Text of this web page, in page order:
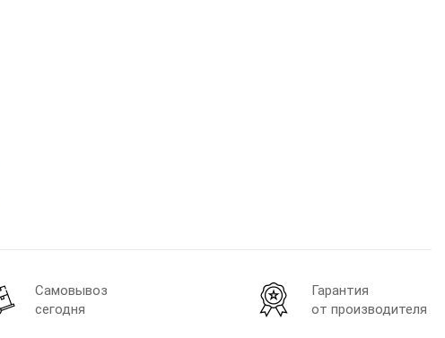
Самовывоз
сегодня
Гарантия
от производителя